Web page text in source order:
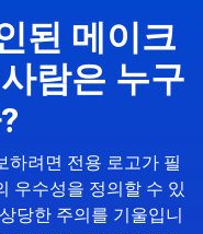
된 메이크
람은 누구
하려면 전용 로고가 필
우수성을 정의할 수 있
당한 주의를 기울입니